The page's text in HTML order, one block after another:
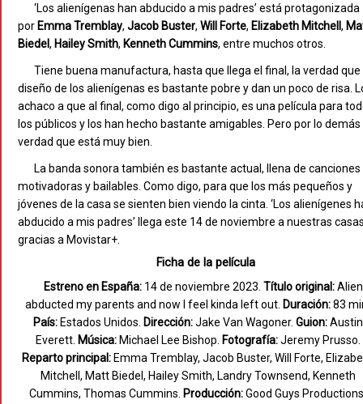
‘Los alienígenas han abducido a mis padres’ está protagonizada
por EmmaTremblay, Jacob Buster, Will Forte, Elizabeth Mitchell ,
Biedel, HaileySmith, KennethCummins, entre muchos otros.
Tiene buena manufactura, hasta que llega el final, la verdad que
diseño de los alienígenas es bastante pobre y dan un poco de risa.
achaco a que al final, como digo al principio, es una película para
los públicos y los han hecho bastante amigables. Pero por lo demás
verdad que está muy bien.
La banda sonora también es bastante actual, llena de canciones
motivadoras y bailables. Como digo, para que los más pequeños y
jóvenes de la casa se sienten bien viendo la cinta. ‘Los alienígenes
abducido a mis padres’ llega este 14 de noviembre a nuestras
gracias a Movistar+.
Ficha de la película
Estreno en España:14 de noviembre 2023. Título original:
abducted my parents and now I feel kinda left out. Duración:83
País:Estados Unidos. Dirección:Jake Van Wagoner. Guion:Austin
Everett. Música:Michael Lee Bishop. Fotografía:Jeremy Prusso.
Reparto principal: Emma Tremblay, Jacob Buster, Will Forte,
Mitchell, Matt Biedel, Hailey Smith, Landry Townsend, Kenneth
Cummins, Thomas Cummins. Producción:Good Guys